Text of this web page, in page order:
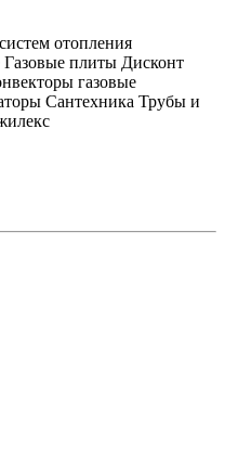
отопления
Газовые плиты Дисконт
газовые
Сантехника Трубы и